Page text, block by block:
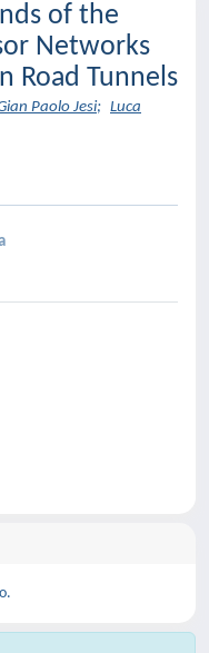
of the
Networks
Road Tunnels
Paolo Jesi; Luca